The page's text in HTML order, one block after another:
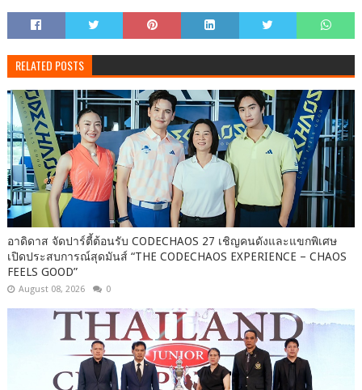
RELATED POSTS
อาดิดาส จัดปาร์ตี้ต้อนรับ CODECHAOS 27 เชิญคนดังและแขกพิเศษ
เปิดประสบการณ์สุดมันส์ “THE CODECHAOS EXPERIENCE – CHAOS
FEELS GOOD”
August 08, 2026 0